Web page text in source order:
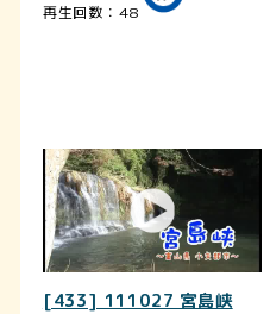
再生回数：48
[433] 111027 宮島峡